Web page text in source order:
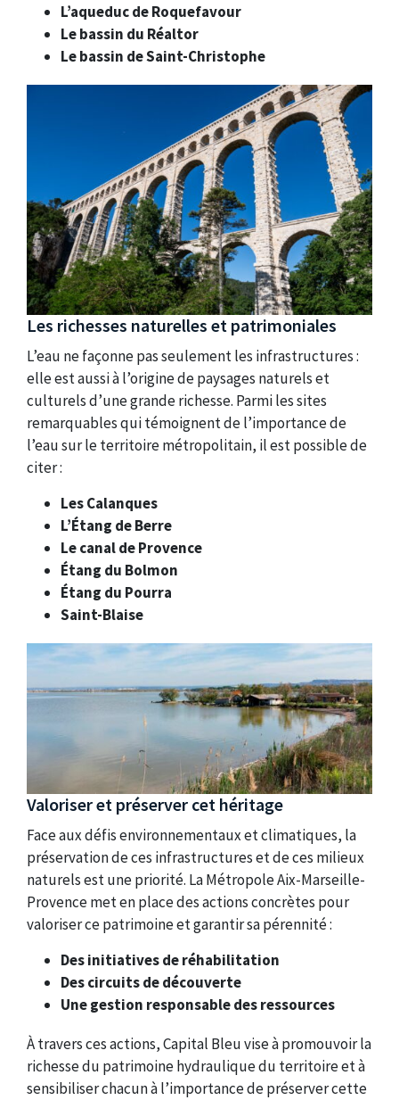
L’aqueduc de Roquefavour
Le bassin du Réaltor
Le bassin de Saint-Christophe
Les richesses naturelles et patrimoniales
L’eau ne façonne pas seulement les infrastructures :
elle est aussi à l’origine de paysages naturels et
culturels d’une grande richesse. Parmi les sites
remarquables qui témoignent de l’importance de
l’eau sur le territoire métropolitain, il est possible de
citer :
Les Calanques
L’Étang de Berre
Le canal de Provence
Étang du Bolmon
Étang du Pourra
Saint-Blaise
Valoriser et préserver cet héritage
Face aux défis environnementaux et climatiques, la
préservation de ces infrastructures et de ces milieux
naturels est une priorité. La Métropole Aix-Marseille-
Provence met en place des actions concrètes pour
valoriser ce patrimoine et garantir sa pérennité :
Des initiatives de réhabilitation
Des circuits de découverte
Une gestion responsable des ressources
À travers ces actions, Capital Bleu vise à promouvoir la
richesse du patrimoine hydraulique du territoire et à
sensibiliser chacun à l’importance de préserver cette